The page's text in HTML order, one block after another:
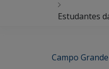
Estudantes
Campo Grande